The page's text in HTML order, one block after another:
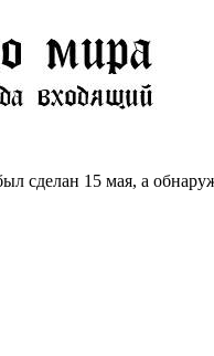
15 мая, а